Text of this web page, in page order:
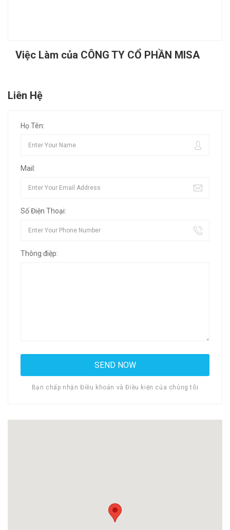
Việc Làm của CÔNG TY CỔ PHẦN MISA
Liên Hệ
Họ Tên:
Mail:
Số Điện Thoại:
Thông điệp:
Bạn chấp nhận Điều khoản và Điều kiện của chúng tôi